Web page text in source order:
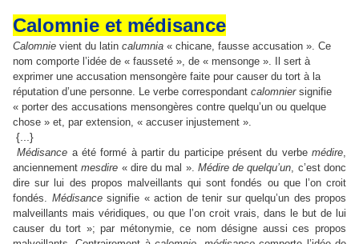
Calomnie et médisance
Calomnie vient du latin calumnia « chicane, fausse accusation ». Ce
nom comporte l’idée de « fausseté », de « mensonge ». Il sert à
exprimer une accusation mensongère faite pour causer du tort à la
réputation d’une personne. Le verbe correspondant calomniersignifie
« porter des accusations mensongères contre quelqu’un ou quelque
chose » et, par extension, « accuser injustement ».
{...}
Médisance a été formé à partir du participe présent du verbemédire,
anciennementmesdire « dire du mal ». Médire de quelqu’un, c’est donc
dire sur lui des propos malveillants qui sont fondés ou que l’on croit
fondés. Médisancesignifie « action de tenir sur quelqu’un des propos
malveillants mais véridiques, ou que l’on croit vrais, dans le but de lui
causer du tort »; par métonymie, ce nom désigne aussi ces propos